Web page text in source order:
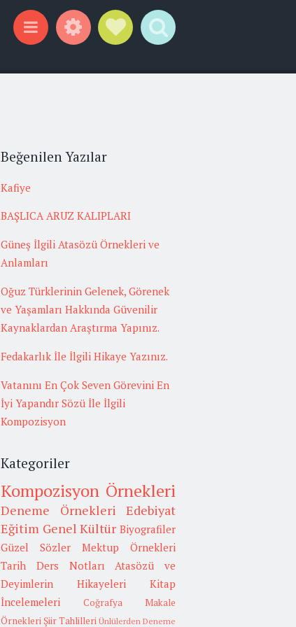
Beğenilen Yazılar
Kafiye
BAŞLICA ARUZ KALIPLARI
Güneş İlgili Atasözü Örnekleri ve
Anlamları
Oğuz Türklerinin Gelenek, Görenek
ve Yaşamları Hakkında Güvenilir
Kaynaklardan Araştırma Yapınız.
Fedakarlık İle İlgili Hikaye Yazınız.
Vatanını En Çok Seven Görevini En
İyi Yapandır Sözü İle İlgili
Kompozisyon
Kategoriler
Kompozisyon Örnekleri
Deneme Örnekleri
Edebiyat
Eğitim Genel Kültür Biyografiler
Güzel Sözler
Mektup Örnekleri
Tarih
Ders Notları
Atasözü ve
Deyimlerin Hikayeleri
Kitap
İncelemeleri
Coğrafya
Makale
Örnekleri Şiir Tahlilleri Ünlülerden Deneme